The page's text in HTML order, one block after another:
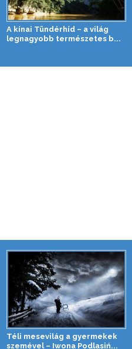
A kínai Tündérhíd – a világ
legnagyobb természetes b...
Téli mesevilág a gyermekek
szemével – Iwona Podlasiń...